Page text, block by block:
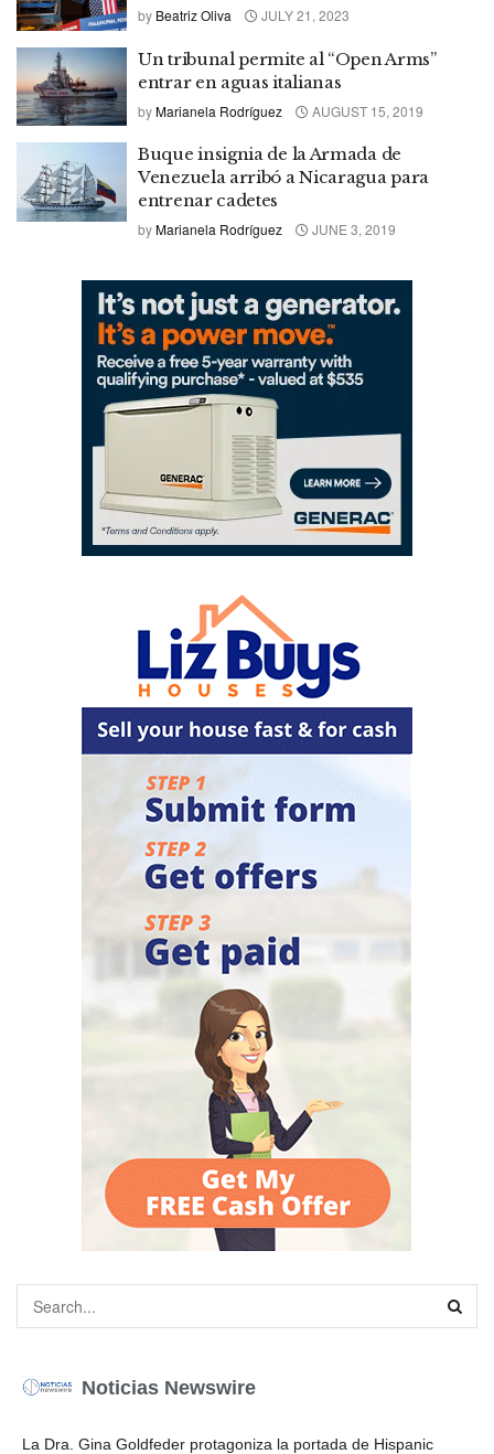
by Beatriz Oliva JULY 21, 2023
Un tribunal permite al “Open Arms”
entrar en aguas italianas
byMarianela Rodríguez AUGUST 15, 2019
Buque insignia de la Armada de
Venezuela arribó a Nicaragua para
entrenar cadetes
byMarianela Rodríguez JUNE 3, 2019
Noticias Newswire
La Dra. Gina Goldfeder protagoniza la portada de Hispanic